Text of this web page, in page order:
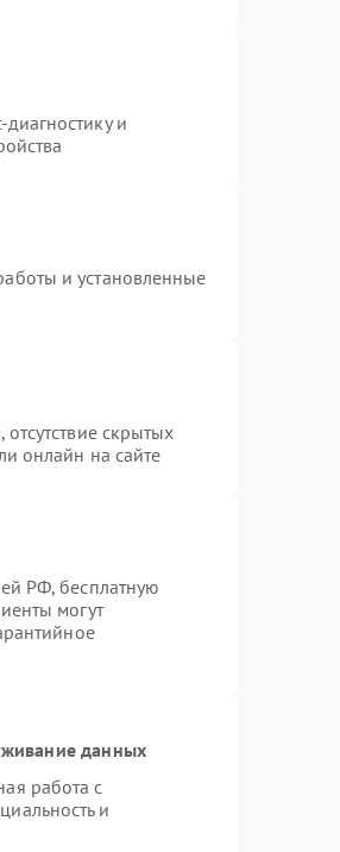
и
и установленные
скрытых
онлайн на сайте
РФ, бесплатную
могут
данных
работа с
и